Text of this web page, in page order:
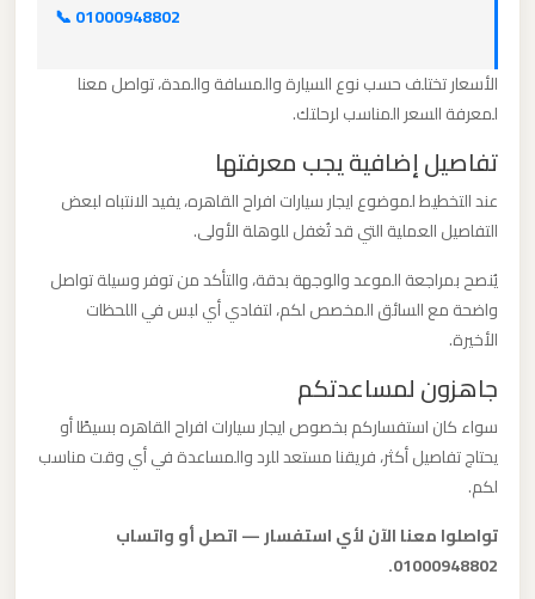
📞 01000948802
الأسعار تختلف حسب نوع السيارة والمسافة والمدة، تواصل معنا
لمعرفة السعر المناسب لرحلتك.
تفاصيل إضافية يجب معرفتها
عند التخطيط لموضوع ايجار سيارات افراح القاهره، يفيد الانتباه لبعض
التفاصيل العملية التي قد تُغفل للوهلة الأولى.
يُنصح بمراجعة الموعد والوجهة بدقة، والتأكد من توفر وسيلة تواصل
واضحة مع السائق المخصص لكم، لتفادي أي لبس في اللحظات
الأخيرة.
جاهزون لمساعدتكم
سواء كان استفساركم بخصوص ايجار سيارات افراح القاهره بسيطًا أو
يحتاج تفاصيل أكثر، فريقنا مستعد للرد والمساعدة في أي وقت مناسب
لكم.
تواصلوا معنا الآن لأي استفسار — اتصل أو واتساب
01000948802.
القاهرة
الخط
ليموزين
مطار
القاهرة
أسعار
ليموزين
مطار
القاهرة
ليموزين
مطار
الغردقة